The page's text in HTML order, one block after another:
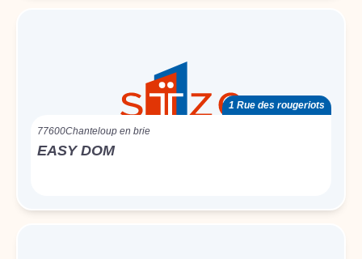
1 Rue des rougeriots
77600Chanteloup en brie
EASY DOM